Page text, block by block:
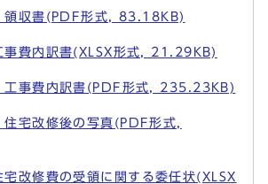
領収書(PDF形式, 83.18KB)
事費内訳書(XLSX形式, 21.29KB)
工事費内訳書(PDF形式, 235.23KB)
住宅改修後の写真(PDF形式,
宅改修費の受領に関する委任状(XLSX